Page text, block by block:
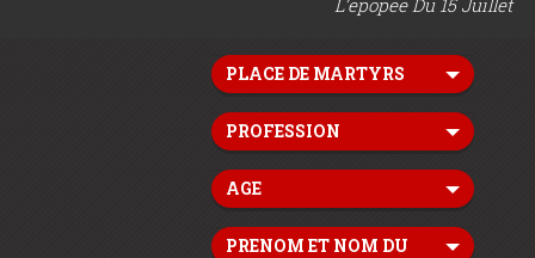
L’epopee Du 15 Juillet
PLACE DE MARTYRS
PROFESSION
AGE
PRENOM ET NOM DU